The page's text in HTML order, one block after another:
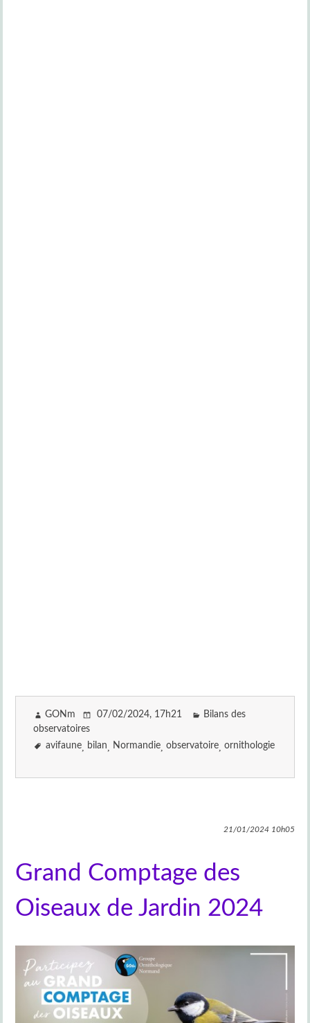
GONm 07/02/2024, 17h21
Bilans des
observatoires
avifaune
bilan Normandie observatoire ornithologie
21/01/202410h05
Grand Comptage des
Oiseaux de Jardin 2024